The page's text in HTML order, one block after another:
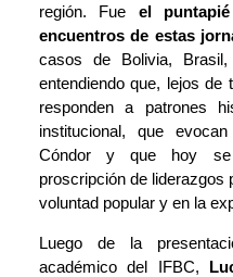
región. Fue el
encuentros de estas
casos de Bolivia,
entendiendo que, lejos de
responden a patrones
institucional, que
Cóndor y que hoy
proscripción de liderazgos
voluntad popular y en la
Luego de la
académico del IFBC,